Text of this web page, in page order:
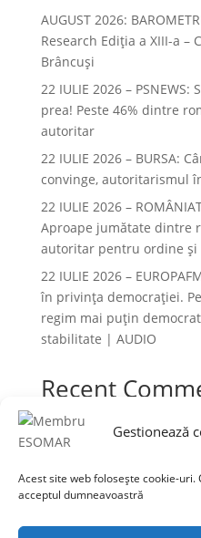
Gestionează
Acest site web folosește cookie-
acceptul dumneavoastră
AUGUST 2026:
Research Ediția a XIII-a –
Brâncuși
22 IULIE 2026 –
prea! Peste 46% dintre
autoritar
22 IULIE 2026 – BURSA:
convinge, autoritarismul
22 IULIE 2026 –
Aproape jumătate dintre
autoritar pentru ordine și
22 IULIE 2026 –
în privința democrației.
regim mai puțin
stabilitate | AUDIO
Recent
Niciun comentariu de
Prelucrarea datelor